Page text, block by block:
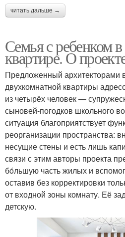
читать дальше →
Семья с ребенком
квартире. О
Предложенный архитекторами
двухкомнатной квартиры
из четырёх человек —
сыновей-погодков школьного
ситуация благоприятствует
реорганизации пространства:
несущие стены и есть лишь
связи с этим авторы проекта
бόльшую часть жилых и
оставив без корректировки
от входной зоны комнату. Её
детскую.